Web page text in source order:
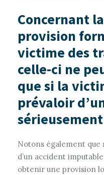
Concernant
provision
victime des
celle-ci ne
que si la
prévaloir
Notons également que
d’un accident
obtenir une provision